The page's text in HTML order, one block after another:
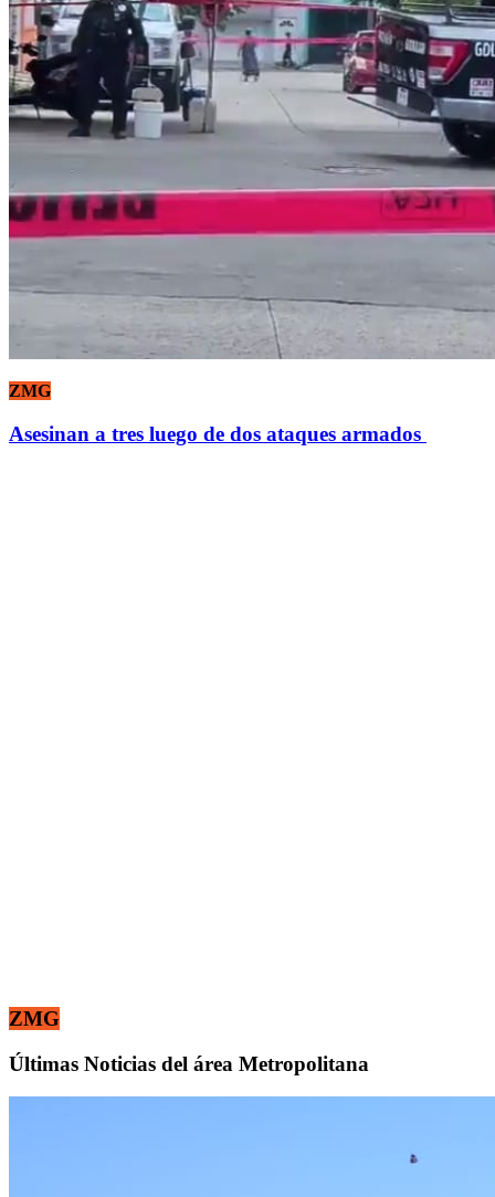
ZMG
Asesinan a tres luego de dos ataques armados
ZMG
Últimas Noticias del área Metropolitana